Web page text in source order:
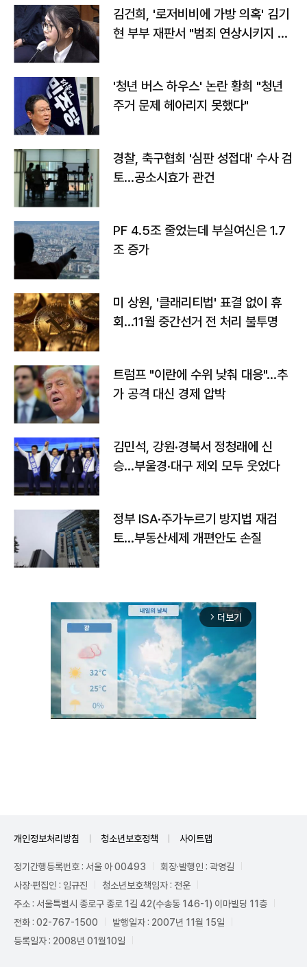
김건희, '로저비비에 가방 의혹' 김기
현 부부 재판서 "범죄 연상시키지 말
'청년 버스 하우스' 논란 황희 "청년
주거 문제 헤아리지 못했다"
경찰, 축구협회 '심판 성접대' 수사 검
토…공소시효가 관건
PF 4.5조 줄었는데 부실여신은 1.7
조 증가
미 상원, '클래리티법' 표결 없이 휴
회…11월 중간선거 전 처리 불투명
트럼프 "이란에 수위 낮춰 대응"…추
가 공격 대신 경제 압박
김민석, 강원·경북서 정청래에 신
승…부울경·대구 제외 모두 웃었다
정부 ISA·주가누르기 방지법 재검
토…부동산세제 개편안도 손질
arrow_forward_ios 더보기
개인정보처리방침 청소년보호정책 사이트맵
정기간행등록번호 : 서울 아 00493
회장·발행인 : 곽영길
사장·편집인 : 임규진
청소년보호책임자 : 전운
주소 : 서울특별시 종로구 종로 1길 42(수송동 146-1) 이마빌딩 11층
전화 : 02-767-1500
발행일자 : 2007년 11월 15일
등록일자 : 2008년 01월10일